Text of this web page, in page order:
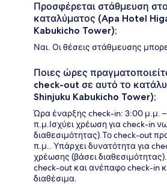
Προσφέρεται στάθμευση
καταλύματος (Apa Hotel
Kabukicho Tower);
Ναι. Οι θέσεις στάθμευσης
Ποιες ώρες
check-out σε αυτό το
Shinjuku Kabukicho Tower);
Ώρα έναρξης check-in: 3:00 μ.μ.
π.μ.Ισχύει χρέωση για check-in
διαθεσιμότητας).Το check-out
π.μ.. Υπάρχει δυνατότητα για
χρέωσης (βάσει
check-out και ανέπαφο check-in
διαθέσιμα.